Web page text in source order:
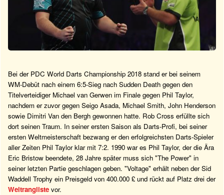
Bei der PDC World Darts Championship 2018 stand er bei seinem
WM-Debüt nach einem 6:5-Sieg nach Sudden Death gegen den
Titelverteidiger Michael van Gerwen im Finale gegen Phil Taylor,
nachdem er zuvor gegen Seigo Asada, Michael Smith, John Henderson
sowie Dimitri Van den Bergh gewonnen hatte. Rob Cross erfüllte sich
dort seinen Traum. In seiner ersten Saison als Darts-Profi, bei seiner
ersten Weltmeisterschaft bezwang er den erfolgreichsten Darts-Spieler
aller Zeiten Phil Taylor klar mit 7:2. 1990 war es Phil Taylor, der die Ära
Eric Bristow beendete, 28 Jahre später muss sich "The Power" in
seiner letzten Partie geschlagen geben. "Voltage" erhält neben der Sid
Waddell Trophy ein Preisgeld von 400.000 £ und rückt auf Platz drei der
Weltrangliste vor.